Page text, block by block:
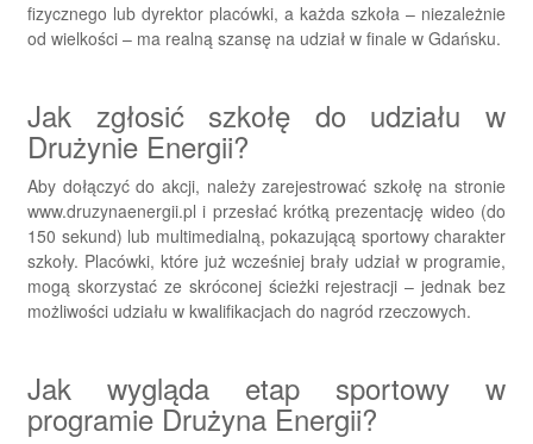
fizycznego lub dyrektor placówki, a każda szkoła – niezależnie
od wielkości – ma realną szansę na udział w finale w Gdańsku.
Jak zgłosić szkołę do udziału w
Drużynie Energii?
Aby dołączyć do akcji, należy zarejestrować szkołę na stronie
www.druzynaenergii.pl i przesłać krótką prezentację wideo (do
150 sekund) lub multimedialną, pokazującą sportowy charakter
szkoły. Placówki, które już wcześniej brały udział w programie,
mogą skorzystać ze skróconej ścieżki rejestracji – jednak bez
możliwości udziału w kwalifikacjach do nagród rzeczowych.
Jak wygląda etap sportowy w
programie Drużyna Energii?